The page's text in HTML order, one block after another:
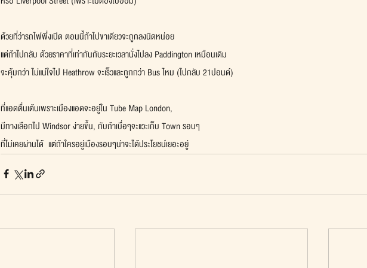
ด้วยที่ว่ารถไฟพึ่งเปิด ตอนนี้ถ้าไปขาเดียวจะถูกลงนิดหน่อย
แต่ถ้าไปกลับ ด้วยราคาที่เท่ากันกับระยะเวลานั่งไปลง Paddington เหมือนเดิม
จะคุ้มกว่า ไม่แน่ใจไป Heathrow จะเร็วและถูกกว่า Bus ไหม (ไปกลับ 21ปอนด์)
ที่แอดตื่นเต้นเพราะเมืองแอดจะอยู่ใน Tube Map London,
มีทางเลือกไป Windsor ง่ายขึ้น, กับถ้าเบื่อๆจะแวะเก็บ Town รอบๆ
ที่ไม่เคยผ่านได้  แต่ถ้าใครอยู่เมืองรอบๆน่าจะได้ประโยชน์เยอะอยู่